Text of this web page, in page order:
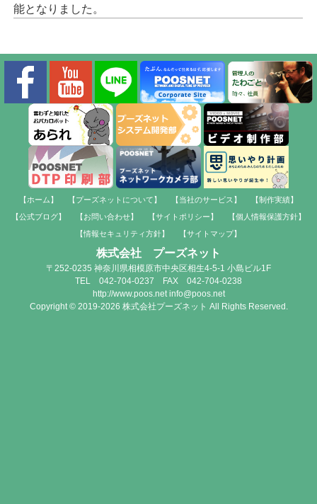
能となりました。
【ホーム】 【プーズネットについて】 【当社のサービス】
【制作実績】
【公式ブログ】
【お問い合わせ】 【サイトポリシー】
【個人情報保護方針】
【情報セキュリティ方針】
【サイトマップ】
株式会社 プーズネット
〒252-0235 神奈川県相模原市中央区相生4-5-1 小島ビル1F
TEL 042-704-0237 FAX 042-704-0238
http://www.poos.net info@poos.net
Copyright © 2019-2026 株式会社プーズネット All Rights Reserved.